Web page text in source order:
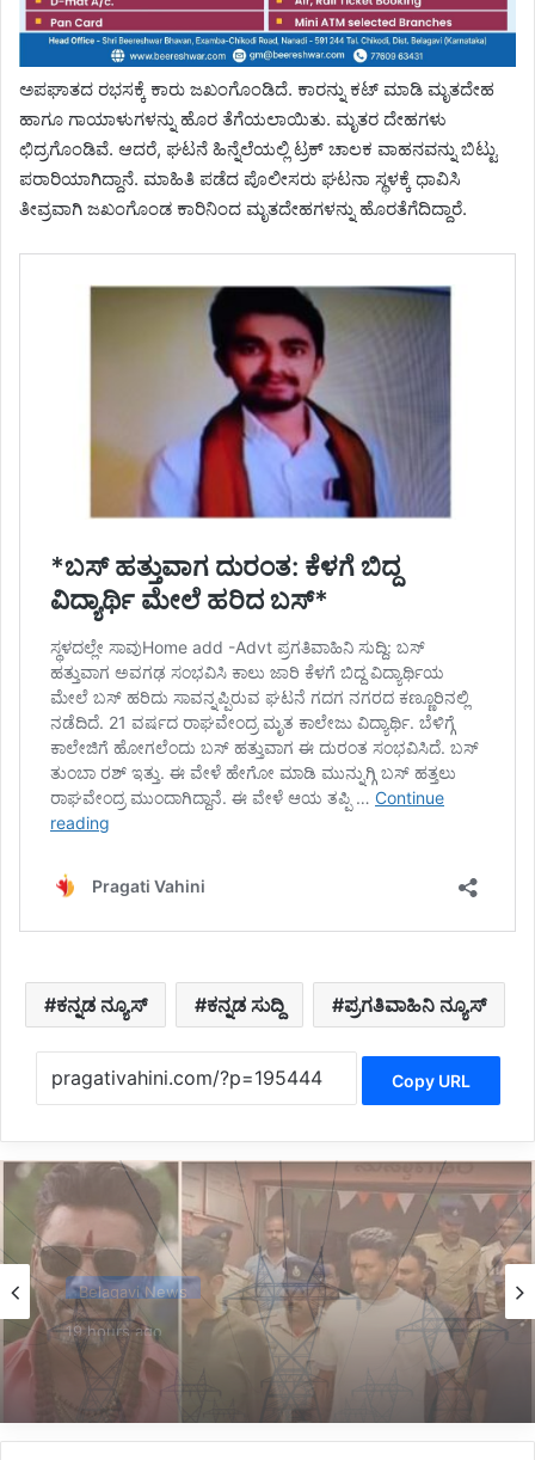
ಅಪಘಾತದ ರಭಸಕ್ಕೆ ಕಾರು ಜಖಂಗೊಂಡಿದೆ. ಕಾರನ್ನು ಕಟ್ ಮಾಡಿ ಮೃತದೇಹ
ಹಾಗೂ ಗಾಯಾಳುಗಳನ್ನು ಹೊರ ತೆಗೆಯಲಾಯಿತು. ಮೃತರ ದೇಹಗಳು
ಛಿದ್ರಗೊಂಡಿವೆ. ಆದರೆ, ಘಟನೆ ಹಿನ್ನೆಲೆಯಲ್ಲಿ ಟ್ರಕ್ ಚಾಲಕ ವಾಹನವನ್ನು ಬಿಟ್ಟು
ಪರಾರಿಯಾಗಿದ್ದಾನೆ. ಮಾಹಿತಿ ಪಡೆದ ಪೊಲೀಸರು ಘಟನಾ ಸ್ಥಳಕ್ಕೆ ಧಾವಿಸಿ
ತೀವ್ರವಾಗಿ ಜಖಂಗೊಂಡ ಕಾರಿನಿಂದ ಮೃತದೇಹಗಳನ್ನು ಹೊರತೆಗೆದಿದ್ದಾರೆ.
ಕನ್ನಡ ನ್ಯೂಸ್ ಕನ್ನಡ ಸುದ್ದಿ ಪ್ರಗತಿವಾಹಿನಿ ನ್ಯೂಸ್
Copy URL
Belagavi News
19 hours ago
*ಶಿವಾನಂದ ನಿಲಣ್ಣವರ ಮನೆ ಮೇಲೆ ಇಡಿ ದಾಳಿ*